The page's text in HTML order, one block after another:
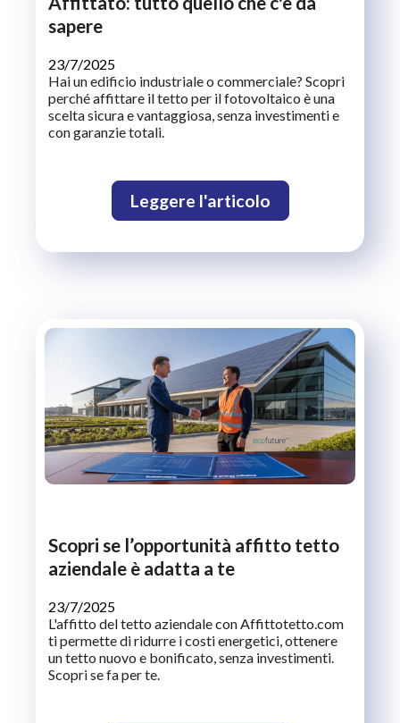
sapere
23/7/2025
Hai un edificio industriale o commerciale? Scopri
perché affittare il tetto per il fotovoltaico è una
scelta sicura e vantaggiosa, senza investimenti e
con garanzie totali.
Leggere l'articolo
Scopri se l’opportunità affitto tetto
aziendale è adatta a te
23/7/2025
L'affitto del tetto aziendale con Affittotetto.com
ti permette di ridurre i costi energetici, ottenere
un tetto nuovo e bonificato, senza investimenti.
Scopri se fa per te.